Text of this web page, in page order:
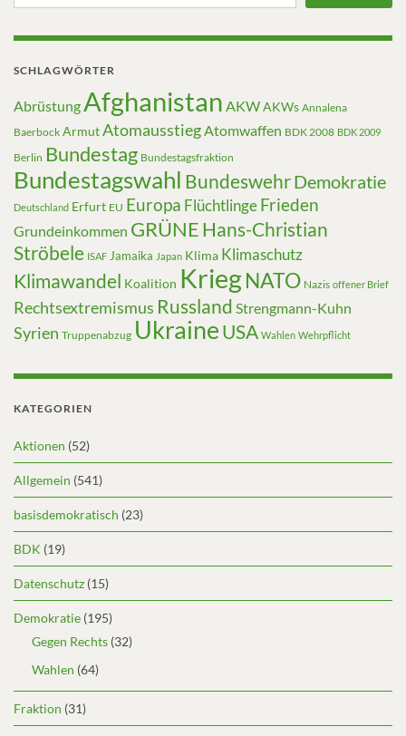
SCHLAGWÖRTER
Abrüstung Afghanistan AKWAKWs Annalena
Baerbock ArmutAtomausstiegAtomwaffen BDK 2008 BDK 2009
Berlin Bundestag Bundestagsfraktion
Bundestagswahl BundeswehrDemokratie
Deutschland Erfurt EU Europa FlüchtlingeFrieden
Grundeinkommen GRÜNE Hans-Christian
Ströbele ISAF Jamaika Japan Klima Klimaschutz
Klimawandel Koalition KriegNATO Nazis offener Brief
Rechtsextremismus Russland Strengmann-Kuhn
Syrien Truppenabzug UkraineUSA Wahlen Wehrpflicht
KATEGORIEN
Aktionen (52)
Allgemein (541)
basisdemokratisch (23)
BDK (19)
Datenschutz (15)
Demokratie (195)
Gegen Rechts (32)
Wahlen (64)
Fraktion (31)